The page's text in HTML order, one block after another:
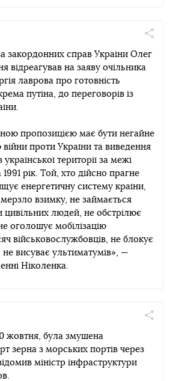
TelegramFacebookTwitter
закордонних справ України Олег
відреагував на заяву очільника
лаврова про готовність
путіна, до переговорів із
пропозицією має бути негайне
проти України та виведення
української території за межі
рік. Той, хто дійсно прагне
енергетичну систему країни,
взимку, не займається
людей, не обстрілює
оголошує мобілізацію
військовослужбовців, не блокує
висуває ультиматумів», —
Ніколенка.
Telegram FacebookTwitter
жовтня, була змушена
зерна з морських портів через
міністр інфраструктури